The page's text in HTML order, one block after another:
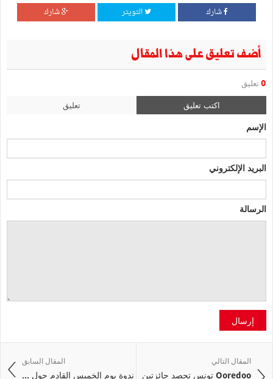
شارك التويتر شارك
أضف تعليق على هذا المقال
0 تعليق
اكتب تعليق تعليق
الإسم
البريد الإلكتروني
الرسالة
إرسال
المقال السابق
ندوة يوم الخميس القادم حول ...
المقال التالي
Ooredoo تونس تحصد جائزتين